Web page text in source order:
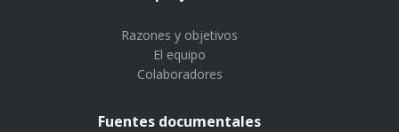
Razones y objetivos
El equipo
Colaboradores
Fuentes documentales